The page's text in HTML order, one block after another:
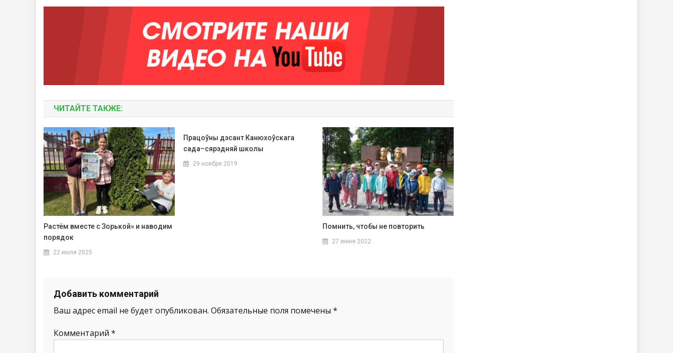
ЧИТАЙТЕ ТАКЖЕ:
Растём вместе с Зорькой» и наводим
порядок
22 июля 2025
Працоўны дэсант Канюхоўскага
сада–сярэдняй школы
29 ноября 2019
Помнить, чтобы не повторить
27 июня 2022
Добавить комментарий
Ваш адрес email не будет опубликован. Обязательные поля помечены *
Комментарий *